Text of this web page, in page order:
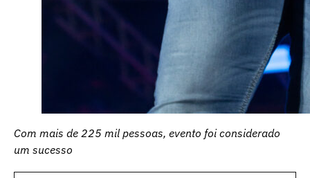
Com mais de 225 mil pessoas, evento foi considerado
um sucesso